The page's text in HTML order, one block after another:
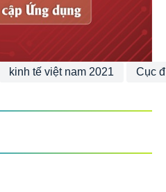
kinh tế việt nam 2021 Cục